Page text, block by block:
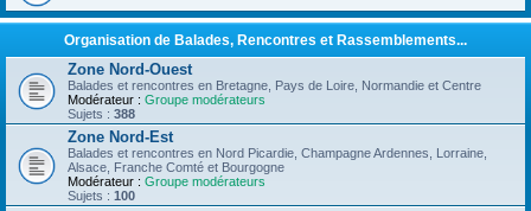
Organisation de Balades, Rencontres et Rassemblements...
Zone Nord-Ouest
Balades et rencontres en Bretagne, Pays de Loire, Normandie et Centre
Modérateur : Groupe modérateurs
Sujets : 388
Zone Nord-Est
Balades et rencontres en Nord Picardie, Champagne Ardennes, Lorraine,
Alsace, Franche Comté et Bourgogne
Modérateur : Groupe modérateurs
Sujets : 100